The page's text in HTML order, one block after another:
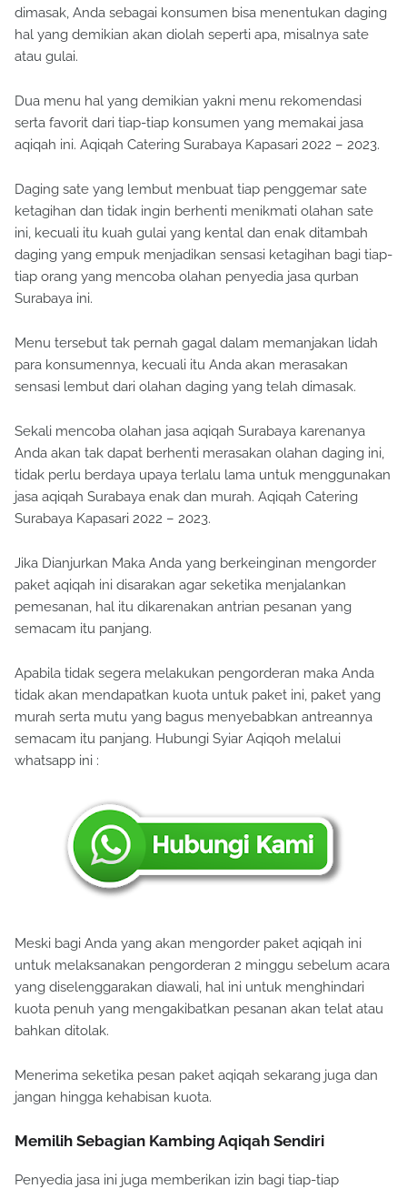
dimasak, Anda sebagai konsumen bisa menentukan daging
hal yang demikian akan diolah seperti apa, misalnya sate
atau gulai.
Dua menu hal yang demikian yakni menu rekomendasi
serta favorit dari tiap-tiap konsumen yang memakai jasa
aqiqah ini. Aqiqah Catering Surabaya Kapasari 2022 – 2023.
Daging sate yang lembut menbuat tiap penggemar sate
ketagihan dan tidak ingin berhenti menikmati olahan sate
ini, kecuali itu kuah gulai yang kental dan enak ditambah
daging yang empuk menjadikan sensasi ketagihan bagi tiap-
tiap orang yang mencoba olahan penyedia jasa qurban
Surabaya ini.
Menu tersebut tak pernah gagal dalam memanjakan lidah
para konsumennya, kecuali itu Anda akan merasakan
sensasi lembut dari olahan daging yang telah dimasak.
Sekali mencoba olahan jasa aqiqah Surabaya karenanya
Anda akan tak dapat berhenti merasakan olahan daging ini,
tidak perlu berdaya upaya terlalu lama untuk menggunakan
jasa aqiqah Surabaya enak dan murah. Aqiqah Catering
Surabaya Kapasari 2022 – 2023.
Jika Dianjurkan Maka Anda yang berkeinginan mengorder
paket aqiqah ini disarakan agar seketika menjalankan
pemesanan, hal itu dikarenakan antrian pesanan yang
semacam itu panjang.
Apabila tidak segera melakukan pengorderan maka Anda
tidak akan mendapatkan kuota untuk paket ini, paket yang
murah serta mutu yang bagus menyebabkan antreannya
semacam itu panjang. Hubungi Syiar Aqiqoh melalui
whatsapp ini :
Meski bagi Anda yang akan mengorder paket aqiqah ini
untuk melaksanakan pengorderan 2 minggu sebelum acara
yang diselenggarakan diawali, hal ini untuk menghindari
kuota penuh yang mengakibatkan pesanan akan telat atau
bahkan ditolak.
Menerima seketika pesan paket aqiqah sekarang juga dan
jangan hingga kehabisan kuota.
Memilih Sebagian Kambing Aqiqah Sendiri
Penyedia jasa ini juga memberikan izin bagi tiap-tiap